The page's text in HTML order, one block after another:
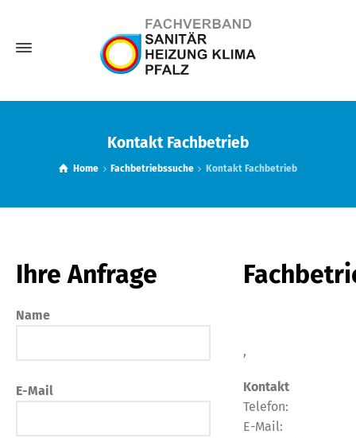
Kontakt Fachbetrieb
Home Fachbetriebssuche Kontakt Fachbetrieb
Ihre Anfrage
Name
E-Mail
,
Kontakt
Telefon:
E-Mail: